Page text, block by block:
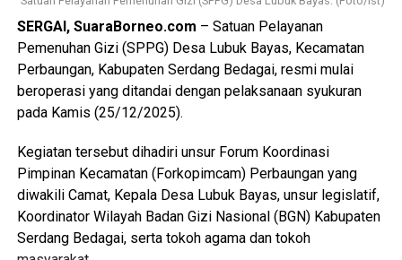
Messenger 0 Twitter/X 0
dengan imbauan Pemerintah Kabupaten Serdang Bedagai
agar seluruh rumah sakit yang bekerja sama dengan BPJS
Kesehatan dapat memberikan pelayanan kesehatan secara
maksimal dan tanpa diskriminasi kepada seluruh lapisan
masyarakat.
kepastian layanan kesehatan bagi warga Sergai, sekaligus
memperkuat peran RSU Melati Perbaungan sebagai
fasilitas kesehatan rujukan yang profesional, humanis, dan
berorientasi pada pelayanan publik. (Ynr)
SERGAI, SuaraBorneo.com – Satuan Pelayanan
Pemenuhan Gizi (SPPG) Desa Lubuk Bayas, Kecamatan
Perbaungan, Kabupaten Serdang Bedagai, resmi mulai
beroperasi yang ditandai dengan pelaksanaan syukuran
pada Kamis (25/12/2025).
Kegiatan tersebut dihadiri unsur Forum Koordinasi
Pimpinan Kecamatan (Forkopimcam) Perbaungan yang
diwakili Camat, Kepala Desa Lubuk Bayas, unsur legislatif,
Koordinator Wilayah Badan Gizi Nasional (BGN) Kabupaten
Serdang Bedagai, serta tokoh agama dan tokoh